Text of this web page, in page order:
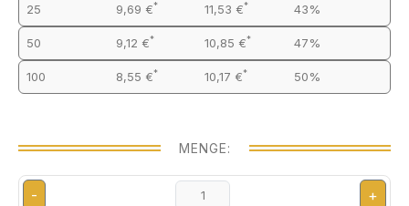
25 9,69 €* 11,53 €* 43%
50 9,12 €* 10,85 €* 47%
100 8,55 €* 10,17 €* 50%
MENGE:
- +